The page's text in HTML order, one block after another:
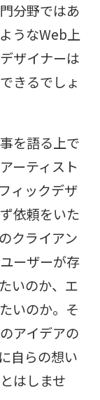
分野ではあ
うなWeb上
ザイナーは
きるでしょ
を語る上で
ーティスト
ィックデザ
依頼をいた
クライアン
ーザーが存
いのか、エ
いのか。そ
アイデアの
自らの想い
はしませ